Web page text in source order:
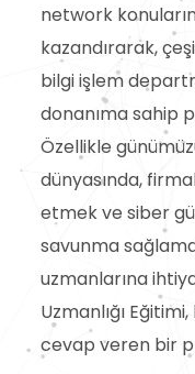
network
kazandırarak,
bilgi işlem
donanıma sahip
Özellikle
dünyasında,
etmek ve siber
savunma
uzmanlarına
Uzmanlığı
cevap veren bir